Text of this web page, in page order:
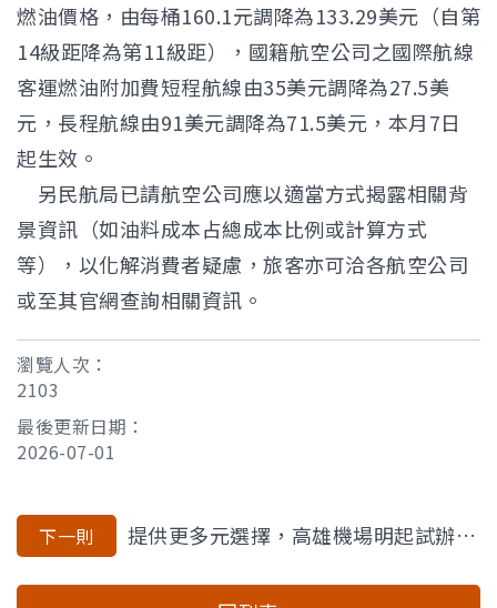
燃油價格，由每桶160.1元調降為133.29美元（自第
14級距降為第11級距），國籍航空公司之國際航線
客運燃油附加費短程航線由35美元調降為27.5美
元，長程航線由91美元調降為71.5美元，本月7日
起生效。
另民航局已請航空公司應以適當方式揭露相關背
景資訊（如油料成本占總成本比例或計算方式
等），以化解消費者疑慮，旅客亦可洽各航空公司
或至其官網查詢相關資訊。
瀏覽人次：
2103
最後更新日期：
2026-07-01
下一則 提供更多元選擇，高雄機場明起試辦預約計程車載客